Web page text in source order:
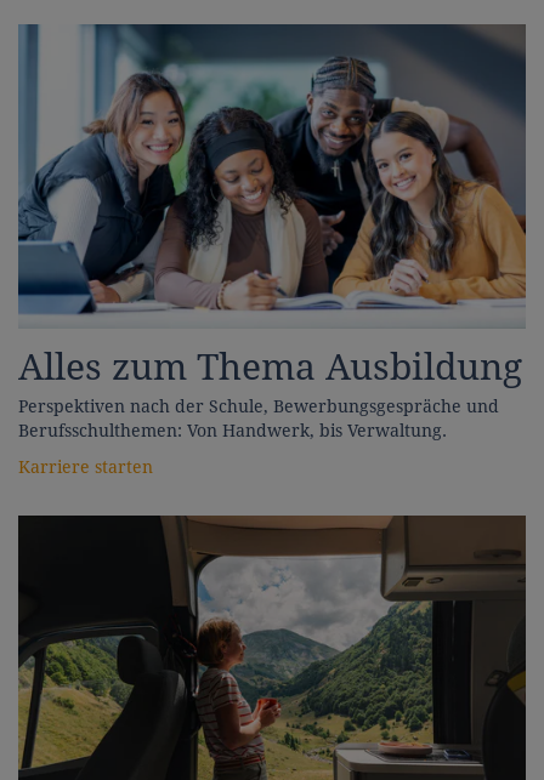
Alles zum Thema Ausbildung
Perspektiven nach der Schule, Bewerbungsgespräche und
Berufsschulthemen: Von Handwerk, bis Verwaltung.
Karriere starten